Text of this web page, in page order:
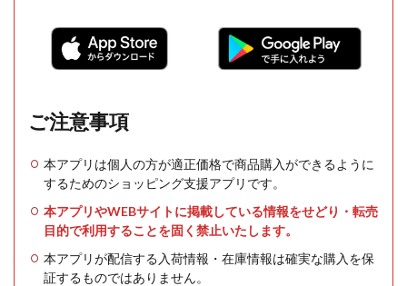
ご注意事項
本アプリは個人の方が適正価格で商品購入ができるように
するためのショッピング支援アプリです。
本アプリやWEBサイトに掲載している情報をせどり・転売
目的で利用することを固く禁止いたします。
本アプリが配信する入荷情報・在庫情報は確実な購入を保
証するものではありません。